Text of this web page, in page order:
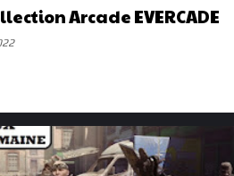
Arcade EVERCADE